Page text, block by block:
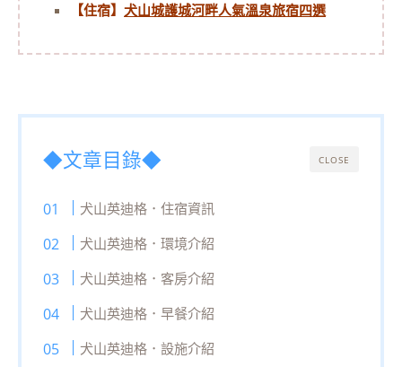
【住宿】 犬山城護城河畔人氣溫泉旅宿四選
CLOSE
◆文章目錄◆
犬山英迪格．住宿資訊
犬山英迪格．環境介紹
犬山英迪格．客房介紹
犬山英迪格．早餐介紹
犬山英迪格．設施介紹